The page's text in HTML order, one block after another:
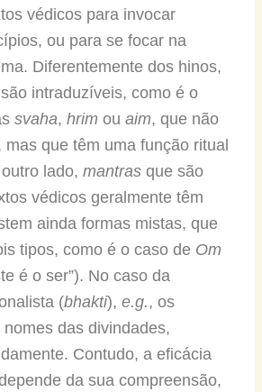
védicos para invocar
ou para se focar na
Diferentemente dos hinos,
intraduzíveis, como é o
svaha, hrim ou aim, que não
que têm uma função ritual
lado, mantrasque são
védicos geralmente têm
ainda formas mistas, que
tipos, como é o caso de Om
é o ser”). No caso da
(bhakti), e.g., os
das divindades,
Contudo, a eficácia
da sua compreensão,